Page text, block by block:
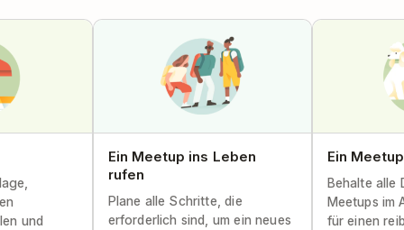
Content-Kalender
Artikel für das Help Center
Feature-Anfragen
und
Ein Meetup ins Leben
rufen
Plane alle Schritte, die
erforderlich sind, um ein neues
Ein
Behalte alle
Meetups im
für einen